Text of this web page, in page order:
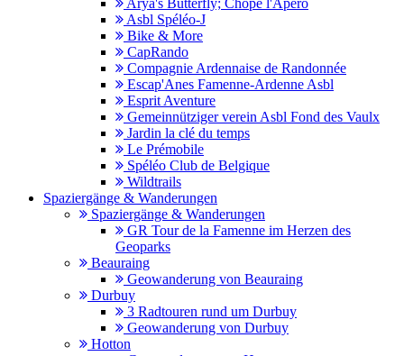
Arya's Butterfly; Chope l'Apéro
Asbl Spéléo-J
Bike & More
CapRando
Compagnie Ardennaise de Randonnée
Escap'Anes Famenne-Ardenne Asbl
Esprit Aventure
Gemeinnütziger verein Asbl Fond des Vaulx
Jardin la clé du temps
Le Prémobile
Spéléo Club de Belgique
Wildtrails
Spaziergänge & Wanderungen
Spaziergänge & Wanderungen
GR Tour de la Famenne im Herzen des
Geoparks
Beauraing
Geowanderung von Beauraing
Durbuy
3 Radtouren rund um Durbuy
Geowanderung von Durbuy
Hotton